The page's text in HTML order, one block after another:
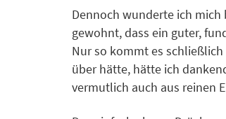
Dennoch wunderte ich mich
gewohnt, dass ein guter,
Nur so kommt es schließlich
über hätte, hätte ich
vermutlich auch aus reinen